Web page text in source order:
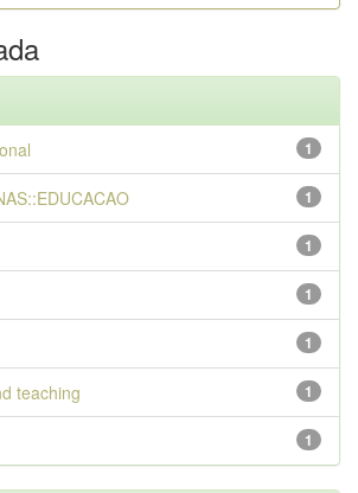
1
1
1
1
1
1
teaching
1